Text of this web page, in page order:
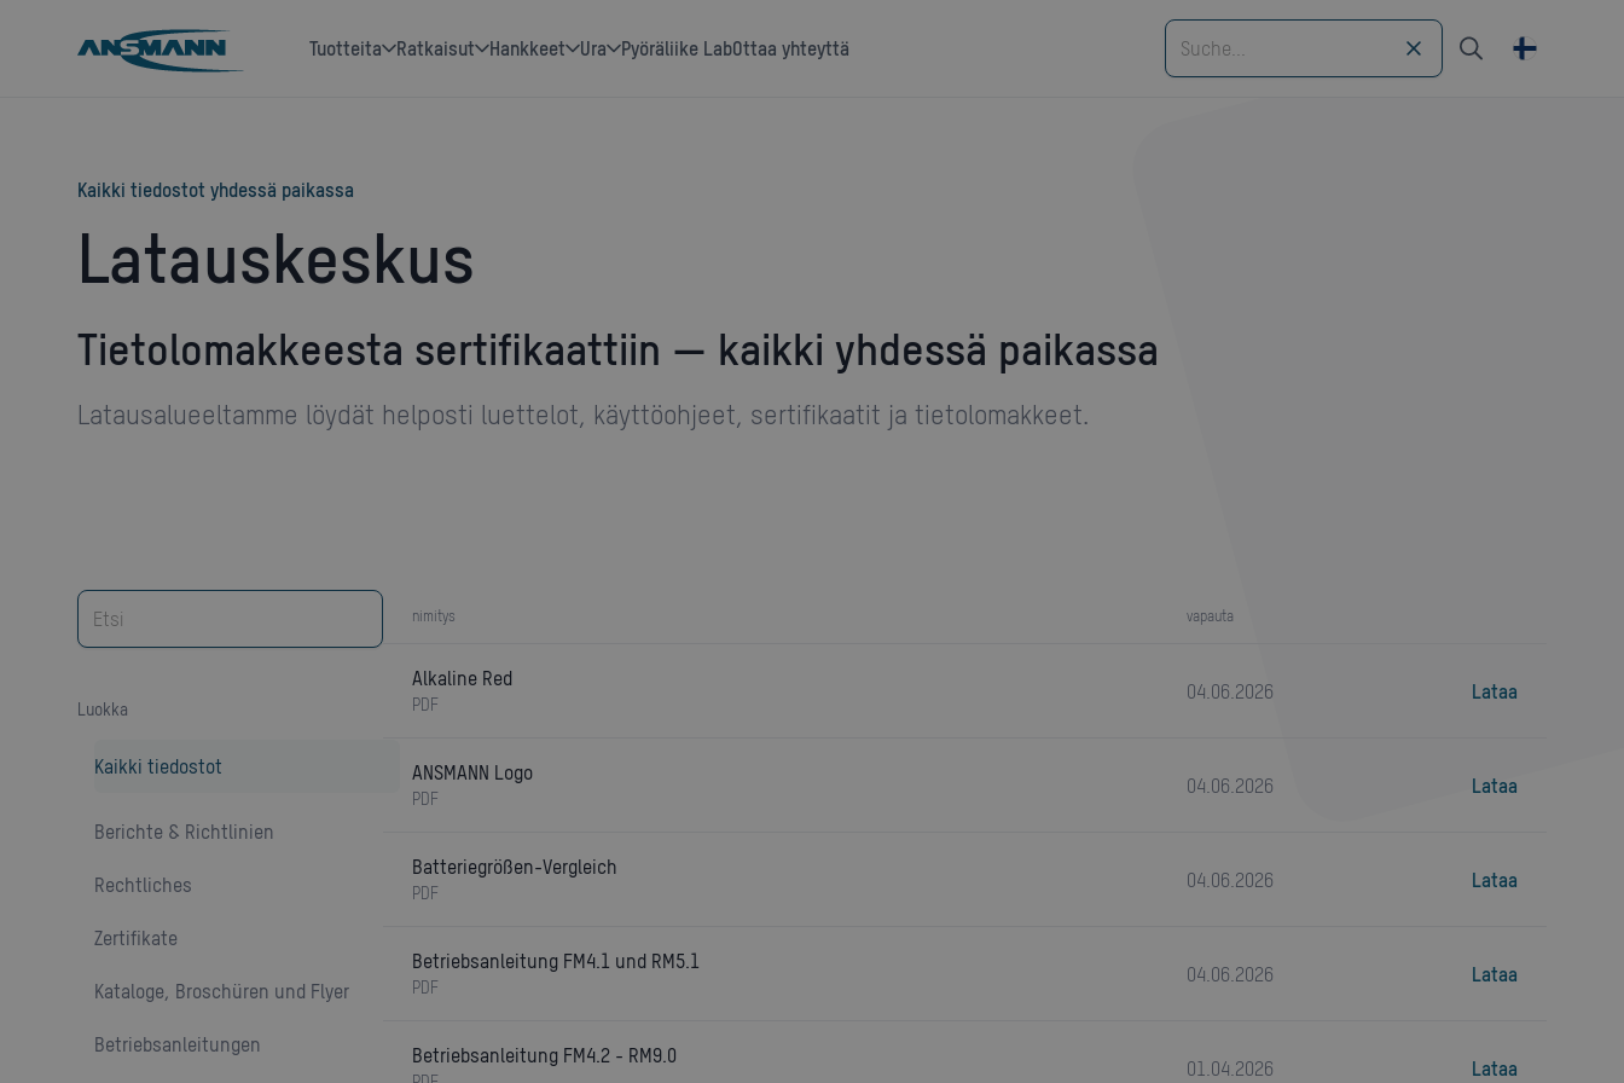
tuotteita ratkaisut hankkeet ura Pyöräliike LabOttaa yhteyttä
Kaikki tiedostot yhdessä paikassa
Latauskeskus
Tietolomakkeesta sertifikaattiin — kaikki yhdessä paikassa
Latausalueeltamme löydät helposti luettelot, käyttöohjeet, sertifikaatit ja tietolomakkeet.
luokka
Kaikki tiedostot
Berichte & Richtlinien
Rechtliches
Zertifikate
Kataloge, Broschüren und Flyer
Betriebsanleitungen
nimitys vapauta
Alkaline Red
PDF
04 06 2026 Lataa
ANSMANN Logo
PDF
04 06 2026 Lataa
Batteriegrößen-Vergleich
PDF
04 06 2026 Lataa
Betriebsanleitung FM4.1 und RM5.1
PDF
04 06 2026 Lataa
Betriebsanleitung FM4.2 - RM9.0
01 04 2026 Lataa